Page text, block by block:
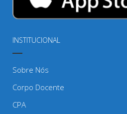
INSTITUCIONAL
Sobre Nós
Corpo Docente
CPA